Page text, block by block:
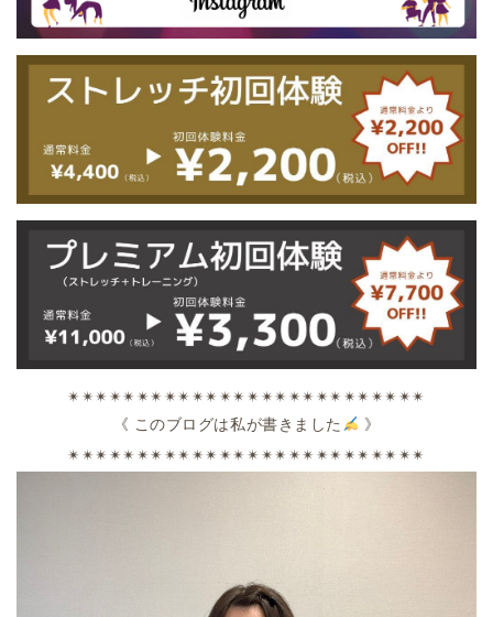
✴︎✴︎✴︎✴︎✴︎✴︎✴︎✴︎✴︎✴︎✴︎✴︎✴︎✴︎✴︎✴︎✴︎✴︎✴︎✴︎✴︎✴︎✴︎✴︎✴︎✴︎
《 このブログは私が書きました
》
✴︎✴︎✴︎✴︎✴︎✴︎✴︎✴︎✴︎✴︎✴︎✴︎✴︎✴︎✴︎✴︎✴︎✴︎✴︎✴︎✴︎✴︎✴︎✴︎✴︎✴︎